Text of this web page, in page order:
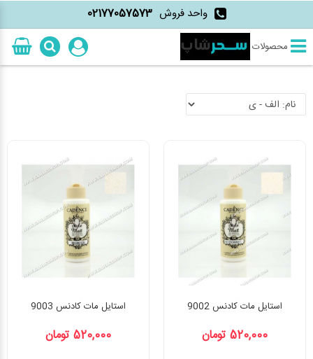
واحد فروش 02177057573
محصولات
استایل مات کادنس 9002
520,000 تومان
استایل مات کادنس 9003
520,000 تومان